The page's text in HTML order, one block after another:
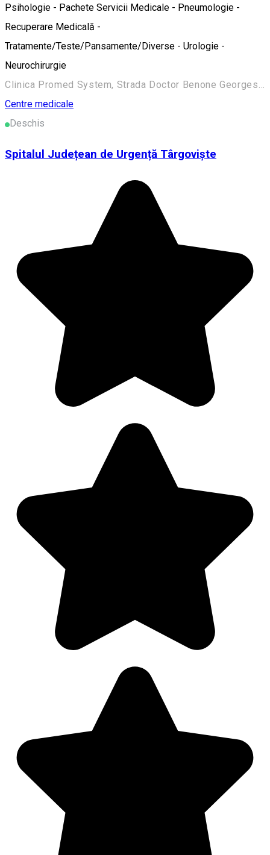
Psihologie - Pachete Servicii Medicale - Pneumologie -
Recuperare Medicală -
Tratamente/Teste/Pansamente/Diverse - Urologie -
Neurochirurgie
Clinica Promed System, Strada Doctor Benone Georgescu, Târgoviște, România
Centre medicale
Deschis
Spitalul Județean de Urgență Târgoviște